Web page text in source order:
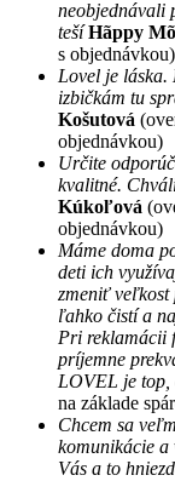
neobjednávali
tešíHãppy
s objednávkou)
Lovel je láska.
izbičkám tu
Košutová
objednávkou)
Určite
kvalitné.
Kúkoľová
objednávkou)
Máme doma
deti ich
zmeniť veľkost
ľahko čistí a
Pri reklamácii
príjemne
LOVEL je top,
na základe
Chcem sa
komunikácie a
Vás a to